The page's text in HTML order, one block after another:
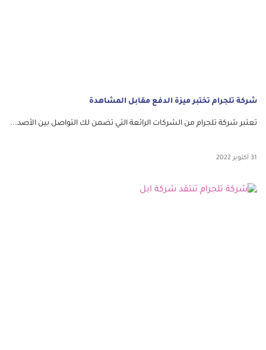
شركة تلجرام تختبر ميزة الدفع مقابل المشاهدة
تعتبر شركة تلجرام من الشركات الرائعة التي تضمن لك التواصل بين الأصد...
31 أكتوبر 2022